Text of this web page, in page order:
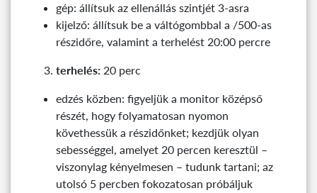
gép: állítsuk az ellenállás szintjét 3-asra
kijelző: állítsuk be a váltógombbal a /500-as
részidőre, valamint a terhelést 20:00 percre
terhelés: 20 perc
edzés közben: figyeljük a monitor középső
részét, hogy folyamatosan nyomon
követhessük a részidőnket; kezdjük olyan
sebességgel, amelyet 20 percen keresztül –
viszonylag kényelmesen – tudunk tartani; az
utolsó 5 percben fokozatosan próbáljuk